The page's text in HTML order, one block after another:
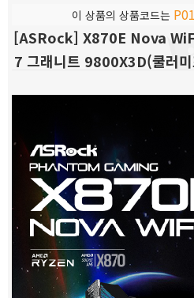
이 상품의 상품코드는
[ASRock] X870E Nova
7 그래니트 9800X3D(쿨러